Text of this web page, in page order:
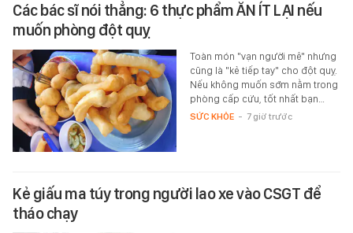
Các bác sĩ nói thẳng: 6 thực phẩm ĂN ÍT LẠI nếu
muốn phòng đột quỵ
Toàn món "vạn người mê" nhưng
cũng là "kẻ tiếp tay" cho đột quỵ.
Nếu không muốn sớm nằm trong
phòng cấp cứu, tốt nhất bạn…
SỨC KHỎE - 7 giờ trước
Kẻ giấu ma túy trong người lao xe vào CSGT để
tháo chạy